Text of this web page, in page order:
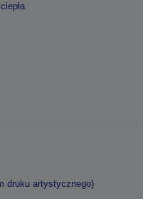
druku artystycznego)